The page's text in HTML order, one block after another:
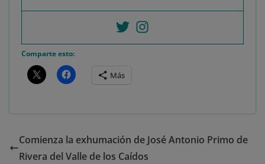
Comparte esto:
Más
Comienza la exhumación de José Antonio Primo de
Rivera del Valle de los Caídos